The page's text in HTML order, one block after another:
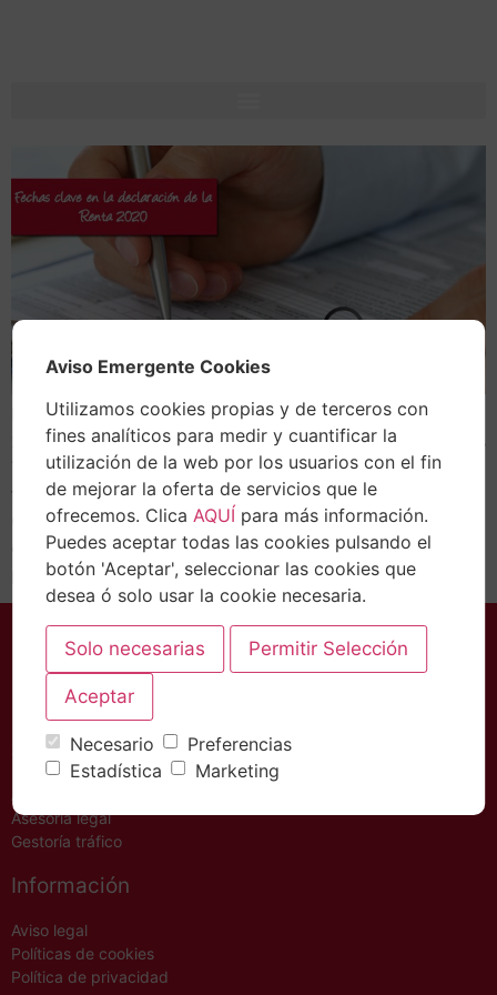
La campaña para presentar la declaración de Renta
2020 y Patrimonio 2020 comienza el próximo miércoles
7 de abril, y finalizará el miércoles 30 de junio. Estas
fechas vienen detalladas en el Calendario del
Contribuyente, pero a continuación os dejamos una
explicación detallada de plazos y formas de
presentación. Plazos de presentación Este año, a…
Servicios
Asesoría legal
Gestoría tráfico
Información
Aviso legal
Políticas de cookies
Política de privacidad
Aviso Emergente Cookies
Utilizamos cookies propias y de terceros con
fines analíticos para medir y cuantificar la
utilización de la web por los usuarios con el fin
de mejorar la oferta de servicios que le
ofrecemos. ClicaAQUÍ para más información.
Puedes aceptar todas las cookies pulsando el
botón 'Aceptar', seleccionar las cookies que
desea ó solo usar la cookie necesaria.
Necesario
Preferencias
Estadística
Marketing